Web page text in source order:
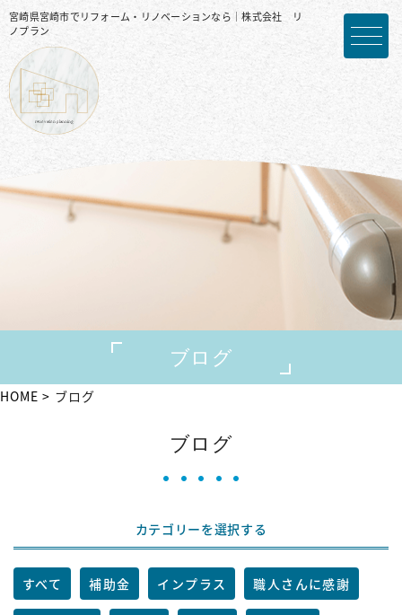
宮崎県宮崎市でリフォーム・リノベーションなら｜株式会社 リ
ノプラン
ブログ
HOME ブログ
ブログ
カテゴリーを選択する
すべて 補助金 インプラス 職人さんに感謝